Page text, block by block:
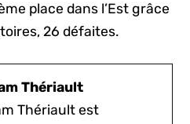
place dans l’Est grâce
26 défaites.
Thériault
Thériault est